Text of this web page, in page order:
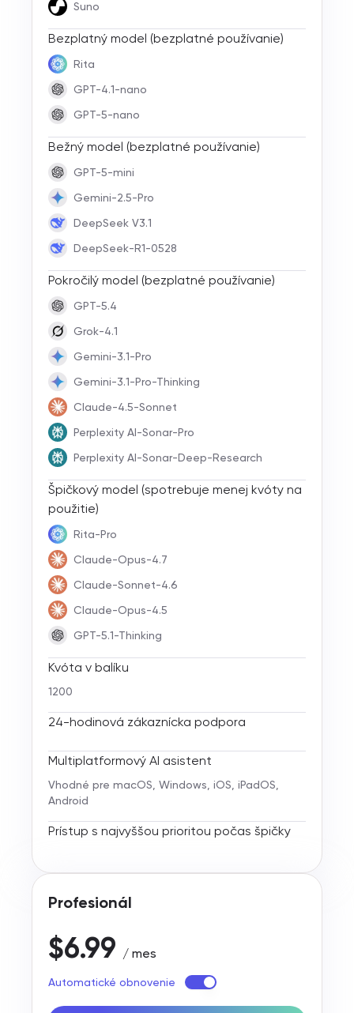
Suno
Bezplatný model (bezplatné používanie)
Rita
GPT-4.1-nano
GPT-5-nano
Bežný model (bezplatné používanie)
GPT-5-mini
Gemini-2.5-Pro
DeepSeek V3.1
DeepSeek-R1-0528
Pokročilý model (bezplatné používanie)
GPT-5.4
Grok-4.1
Gemini-3.1-Pro
Gemini-3.1-Pro-Thinking
Claude-4.5-Sonnet
Perplexity AI-Sonar-Pro
Perplexity AI-Sonar-Deep-Research
Špičkový model (spotrebuje menej kvóty na
použitie)
Rita-Pro
Claude-Opus-4.7
Claude-Sonnet-4.6
Claude-Opus-4.5
GPT-5.1-Thinking
Kvóta v balíku
1200
24-hodinová zákaznícka podpora
Multiplatformový AI asistent
Vhodné pre macOS, Windows, iOS, iPadOS,
Android
Prístup s najvyššou prioritou počas špičky
Profesionál
$6.99 / mes
Automatické obnovenie